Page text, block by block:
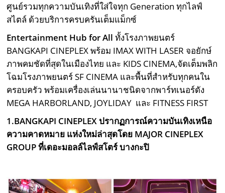
ศูนย์รวมทุกความบันเทิงที่ใส่ใจทุก Generation ทุกไลฟ์
สไตล์ ด้วยบริการครบครันเต็มแม็กซ์
Entertainment Hub for All ทั้งโรงภาพยนตร์
BANGKAPI CINEPLEX พร้อม IMAX WITH LASER จอยักษ์
ภาพคมชัดที่สุดในเมืองไทย และ KIDS CINEMA,จัดเต็มพลิก
โฉมโรงภาพยนตร์ SF CINEMA และพื้นที่สำหรับทุกคนใน
ครอบครัว พร้อมเครื่องเล่นนานาชนิดจากพาร์ทเนอร์ดัง
MEGA HARBORLAND, JOYLIDAY และ FITNESS FIRST
1.BANGKAPI CINEPLEXปรากฏการณ์ความบันเทิงเหนือ
ความคาดหมาย แห่งใหม่ล่าสุดโดย MAJOR CINEPLEX
GROUPที่เดอะมอลล์ไลฟ์สโตร์ บางกะปิ